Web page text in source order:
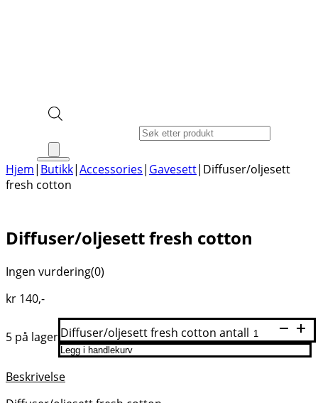
Hjem| Butikk|Accessories| Gavesett| Diffuser/oljesett
fresh cotton
Diffuser/oljesett fresh cotton
Ingen vurdering(0)
kr 140,-
5 på lagerDiffuser/oljesett fresh cotton antall
Legg i handlekurv
Beskrivelse